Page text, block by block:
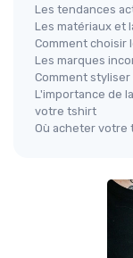
Les tendances
Les matériaux et
Comment choisir
Les marques
Comment
L'importance de
votre tshirt
Où acheter votre